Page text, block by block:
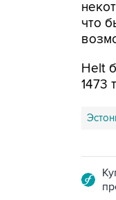
что
Helt
1473